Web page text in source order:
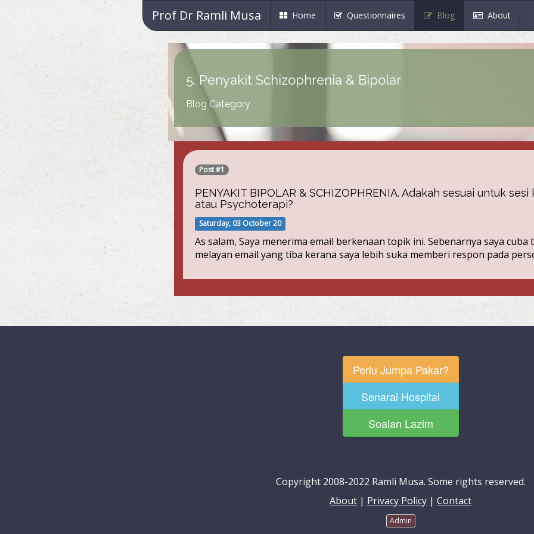
Prof Dr Ramli Musa Home (current)Questionnaires Blog About
5. Penyakit Schizophrenia & Bipolar
Blog Category
Post #1
PENYAKIT BIPOLAR & SCHIZOPHRENIA. Adakah sesuai untuk
atau Psychoterapi?
Saturday, 03 October 20
As salam, Saya menerima email berkenaan topik ini. Sebenarnya saya cuba
melayan email yang tiba kerana saya lebih suka memberi respon pada
Perlu Jumpa Pakar?
Senarai Hospital
Soalan Lazim
Copyright 2008-2022 Ramli Musa. Some rights reserved.
About | Privacy Policy | Contact
Admin